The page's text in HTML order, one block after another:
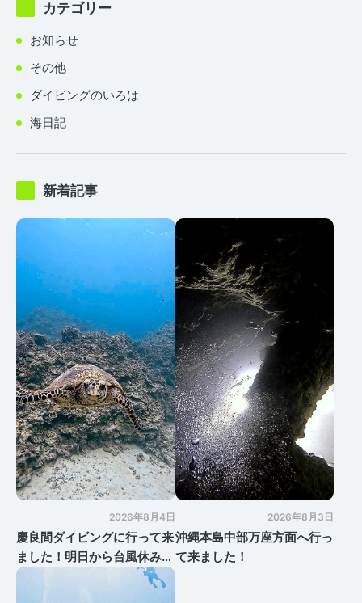
カテゴリー
お知らせ
その他
ダイビングのいろは
海日記
新着記事
2026年8月4日
慶良間ダイビングに行って来
ました！明日から台風休みで
す・・・
2026年8月3日
沖縄本島中部万座方面へ行っ
て来ました！